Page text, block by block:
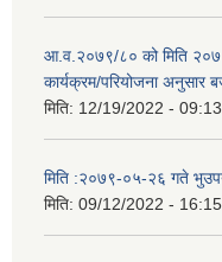
आ.व.२०७९/८० को मिति
कार्यक्रम/परियोजना अनुसार
मिति: 12/19/2022 - 09:13
मिति :२०७९-०५-२६ गते
मिति: 09/12/2022 - 16:15